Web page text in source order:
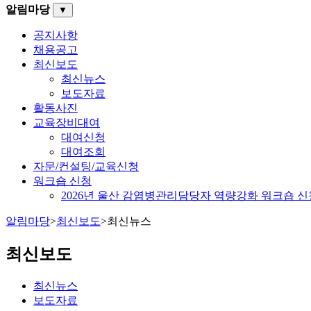
알림마당 ▼
공지사항
채용공고
최신보도
최신뉴스
보도자료
활동사진
교육장비대여
대여신청
대여조회
자문/컨설팅/교육신청
워크숍 신청
2026년 울산 감염병관리담당자 역량강화 워크숍 신
알림마당>최신보도>최신뉴스
최신보도
최신뉴스
보도자료